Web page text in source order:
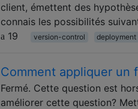
client, émettent des
connais les possibilités
19
version-control deployment
Comment appliquer un
Fermé. Cette question est
améliorer cette question?